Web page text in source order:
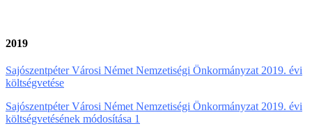
2019
Sajószentpéter Városi Német Nemzetiségi Önkormányzat 2019. évi
költségvetése
Sajószentpéter Városi Német Nemzetiségi Önkormányzat 2019. évi
költségvetésének módosítása 1